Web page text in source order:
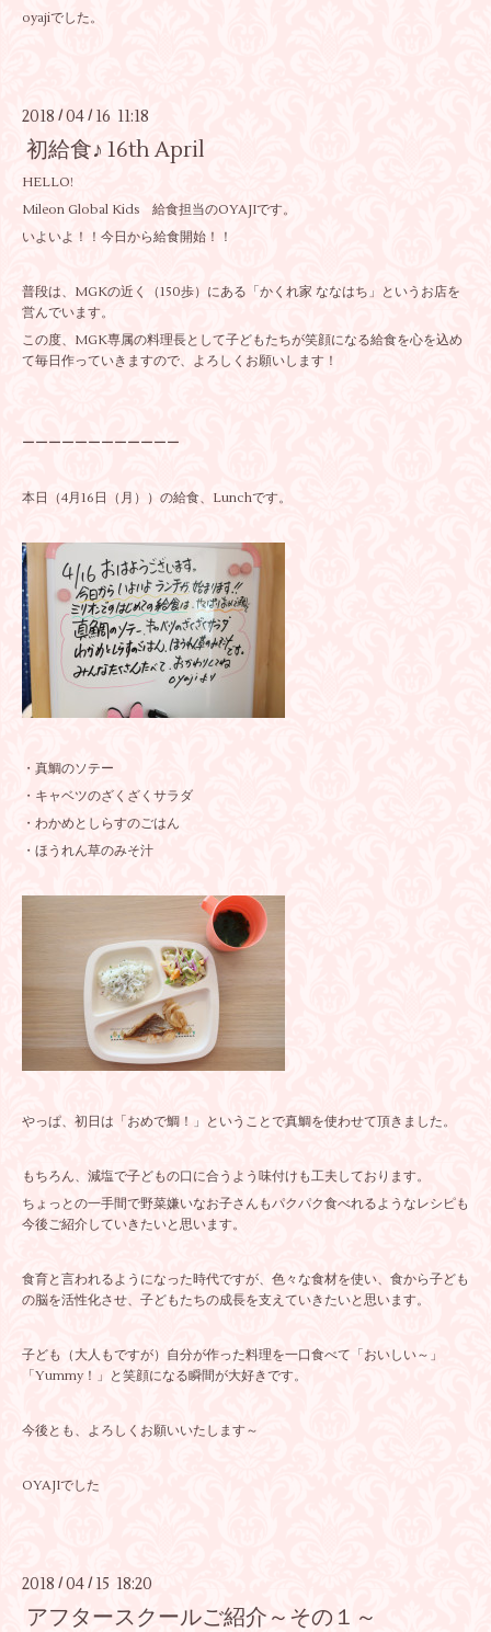
oyajiでした。
2018 /04 / 16 11:18
初給食♪ 16th April
HELLO!
Mileon Global Kids 給食担当のOYAJIです。
いよいよ！！今日から給食開始！！
普段は、MGKの近く（150歩）にある「かくれ家 ななはち」というお店を
営んでいます。
この度、MGK専属の料理長として子どもたちが笑顔になる給食を心を込め
て毎日作っていきますので、よろしくお願いします！
ーーーーーーーーーーーー
本日（4月16日（月））の給食、Lunchです。
・真鯛のソテー
・キャベツのざくざくサラダ
・わかめとしらすのごはん
・ほうれん草のみそ汁
やっぱ、初日は「おめで鯛！」ということで真鯛を使わせて頂きました。
もちろん、減塩で子どもの口に合うよう味付けも工夫しております。
ちょっとの一手間で野菜嫌いなお子さんもパクパク食べれるようなレシピも
今後ご紹介していきたいと思います。
食育と言われるようになった時代ですが、色々な食材を使い、食から子ども
の脳を活性化させ、子どもたちの成長を支えていきたいと思います。
子ども（大人もですが）自分が作った料理を一口食べて「おいしい～」
「Yummy！」と笑顔になる瞬間が大好きです。
今後とも、よろしくお願いいたします～
OYAJIでした
2018 /04 / 15 18:20
アフタースクールご紹介～その１～